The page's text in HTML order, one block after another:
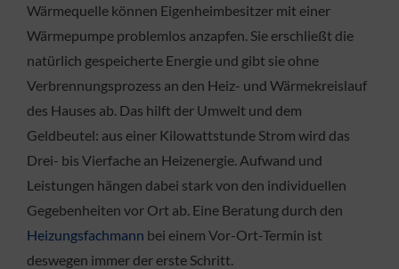
Wärmequelle können Eigenheimbesitzer mit einer
Wärmepumpe problemlos anzapfen. Sie erschließt die
natürlich gespeicherte Energie und gibt sie ohne
Verbrennungsprozess an den Heiz- und Wärmekreislauf
des Hauses ab. Das hilft der Umwelt und dem
Geldbeutel: aus einer Kilowattstunde Strom wird das
Drei- bis Vierfache an Heizenergie. Aufwand und
Leistungen hängen dabei stark von den individuellen
Gegebenheiten vor Ort ab. Eine Beratung durch den
Heizungsfachmann bei einem Vor-Ort-Termin ist
deswegen immer der erste Schritt.